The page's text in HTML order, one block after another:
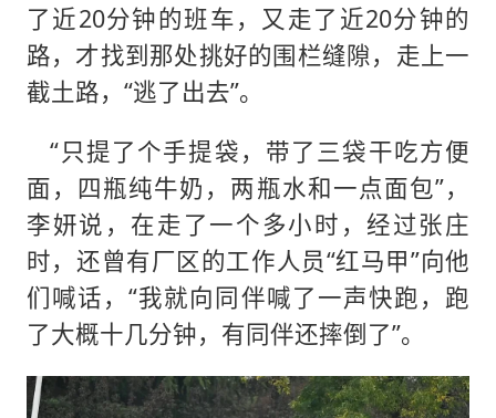
了近20分钟的班车，又走了近20分钟的
路，才找到那处挑好的围栏缝隙，走上一
截土路，“逃了出去”。
“只提了个手提袋，带了三袋干吃方便
面，四瓶纯牛奶，两瓶水和一点面包”，
李妍说，在走了一个多小时，经过张庄
时，还曾有厂区的工作人员“红马甲”向他
们喊话，“我就向同伴喊了一声快跑，跑
了大概十几分钟，有同伴还摔倒了”。